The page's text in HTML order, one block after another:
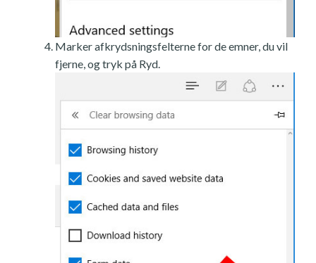
Marker afkrydsningsfelterne for de emner, du vil
fjerne, og tryk på Ryd.